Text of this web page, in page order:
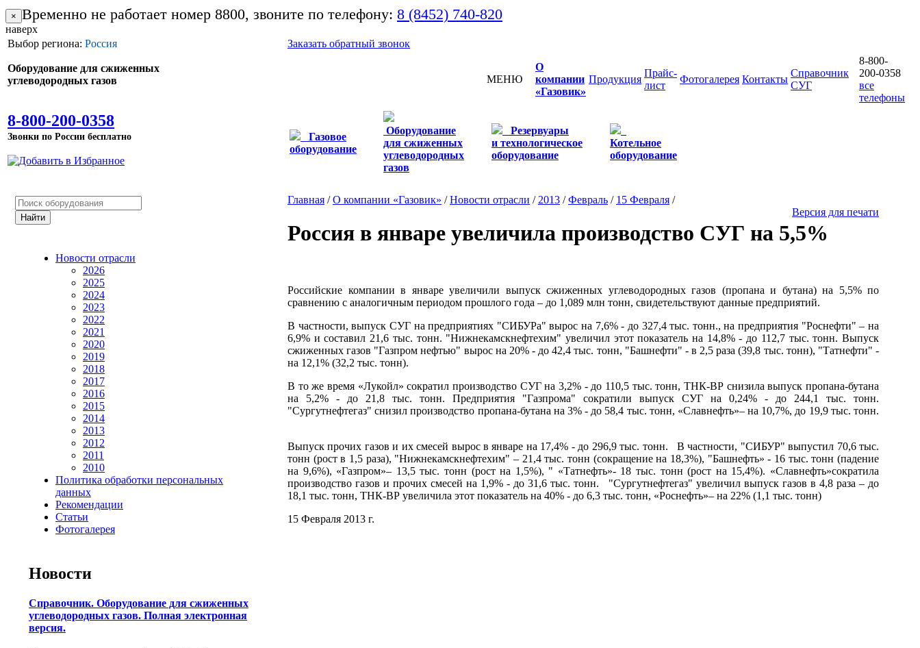
× Временно не работает номер 8800, звоните по телефону: 8 (8452) 740-820
наверх
Выбор региона: Россия
Оборудование для сжиженных
углеводородных газов
8-800-200-0358
Звонки по России бесплатно
Заказать обратный звонок
МЕНЮ
О
компании
«Газовик»
Продукция
Прайс-
лист
Фотогалерея Контакты
Справочник
СУГ
8-800-
200-0358
все
телефоны
Газовое
оборудование
Оборудование
для сжиженных
углеводородных
газов
Резервуары
и технологическое
оборудование
Котельное
оборудование
Новости отрасли
2026
2025
2024
2023
2022
2021
2020
2019
2018
2017
2016
2015
2014
2013
2012
2011
2010
Политика обработки персональных
данных
Рекомендации
Статьи
Фотогалерея
Новости
Справочник. Оборудование для сжиженных
углеводородных газов. Полная электронная
версия.
Главная /О компании «Газовик» /Новости отрасли / 2013 /Февраль / 15 Февраля /
Версия для печати
Россия в январе увеличила производство СУГ на 5,5%
Российские компании в январе увеличили выпуск сжиженных углеводородных газов (пропана и бутана) на 5,5% по
сравнению с аналогичным периодом прошлого года – до 1,089 млн тонн, свидетельствуют данные предприятий.
В частности, выпуск СУГ на предприятиях "СИБУРа" вырос на 7,6% - до 327,4 тыс. тонн., на предприятия "Роснефти" – на
6,9% и составил 21,6 тыс. тонн. "Нижнекамскнефтехим" увеличил этот показатель на 14,8% - до 112,7 тыс. тонн. Выпуск
сжиженных газов "Газпром нефтью" вырос на 20% - до 42,4 тыс. тонн, "Башнефти" - в 2,5 раза (39,8 тыс. тонн), "Татнефти" -
на 12,1% (32,2 тыс. тонн).
В то же время «Лукойл» сократил производство СУГ на 3,2% - до 110,5 тыс. тонн, ТНК-ВР снизила выпуск пропана-бутана
на 5,2% - до 21,8 тыс. тонн. Предприятия "Газпрома" сократили выпуск СУГ на 0,24% - до 244,1 тыс. тонн.
"Сургутнефтегаз" снизил производство пропана-бутана на 3% - до 58,4 тыс. тонн, «Славнефть»– на 10,7%, до 19,9 тыс. тонн.
Выпуск прочих газов и их смесей вырос в январе на 17,4% - до 296,9 тыс. тонн. В частности, "СИБУР" выпустил 70,6 тыс.
тонн (рост в 1,5 раза), "Нижнекамскнефтехим" – 21,4 тыс. тонн (сокращение на 18,3%), "Башнефть» - 16 тыс. тонн (падение
на 9,6%), «Газпром»– 13,5 тыс. тонн (рост на 1,5%), " «Татнефть»- 18 тыс. тонн (рост на 15,4%). «Славнефть»сократила
производство газов и прочих смесей на 1,9% - до 31,6 тыс. тонн. "Сургутнефтегаз" увеличил выпуск газов в 4,8 раза – до
18,1 тыс. тонн, ТНК-ВР увеличила этот показатель на 40% - до 6,3 тыс. тонн, «Роснефть»– на 22% (1,1 тыс. тонн)
15 Февраля 2013 г.